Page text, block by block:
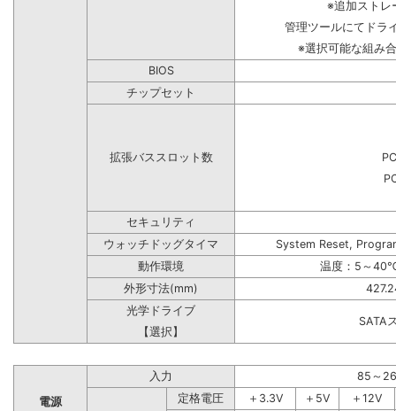
※追加ストレ
管理ツールにてドラ
※選択可能な組み
BIOS
チップセット
拡張バススロット数
セキュリティ
ウォッチドッグタイマ
System Reset,
動作環境
温度：5～
外形寸法(mm)
光学ドライブ
SATA
【選択】
電源
入力 85～
定格電圧 ＋3.3V ＋5V
＋12V